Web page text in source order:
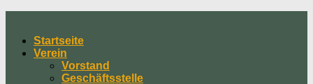
contentStartseite
Verein
Vorstand
Geschäftsstelle